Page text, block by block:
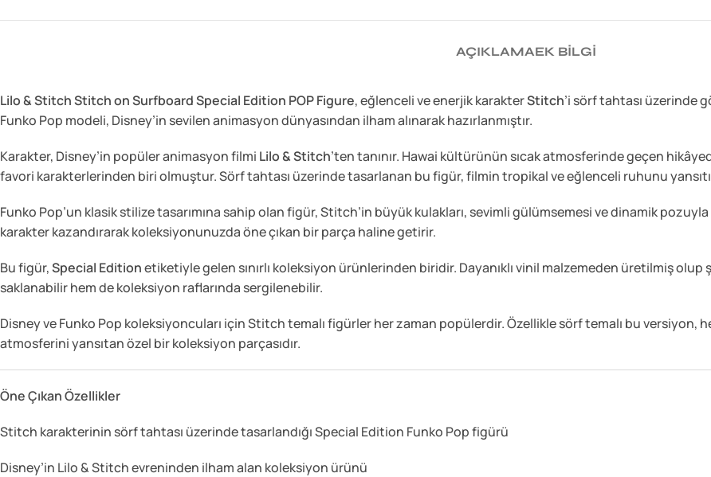
AÇIKLAMAEK BILGI
Lilo & Stitch Stitch on Surfboard Special Edition POP Figure, eğlenceli ve enerjik karakterStitch’i sörf tahtası üzerinde
Funko Pop modeli, Disney’in sevilen animasyon dünyasından ilham alınarak hazırlanmıştır.
Karakter, Disney’in popüler animasyon filmi Lilo & Stitch’ten tanınır. Hawai kültürünün sıcak atmosferinde geçen
favori karakterlerinden biri olmuştur. Sörf tahtası üzerinde tasarlanan bu figür, filmin tropikal ve eğlenceli ruhunu
Funko Pop’un klasik stilize tasarımına sahip olan figür, Stitch’in büyük kulakları, sevimli gülümsemesi ve dinamik
karakter kazandırarak koleksiyonunuzda öne çıkan bir parça haline getirir.
Bu figür,Special Editionetiketiyle gelen sınırlı koleksiyon ürünlerinden biridir. Dayanıklı vinil malzemeden üretilmiş
saklanabilir hem de koleksiyon raflarında sergilenebilir.
Disney ve Funko Pop koleksiyoncuları için Stitch temalı figürler her zaman popülerdir. Özellikle sörf temalı bu
atmosferini yansıtan özel bir koleksiyon parçasıdır.
Öne Çıkan Özellikler
Stitch karakterinin sörf tahtası üzerinde tasarlandığı Special Edition Funko Pop figürü
Disney’in Lilo & Stitch evreninden ilham alan koleksiyon ürünü